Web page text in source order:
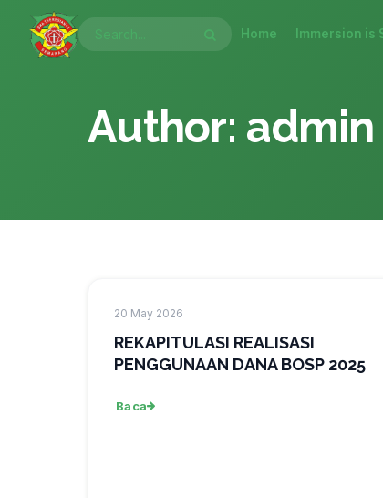
Lewati
konten
Home Immersion is
Author: admin
20 May 2026
REKAPITULASI REALISASI
PENGGUNAAN DANA BOSP 2025
Baca